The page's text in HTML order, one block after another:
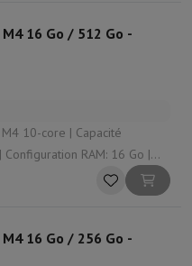
16 Go / 512 Go -
core | Capacité
RAM: 16 Go |
Apple GPU | Solution
16 Go / 256 Go -